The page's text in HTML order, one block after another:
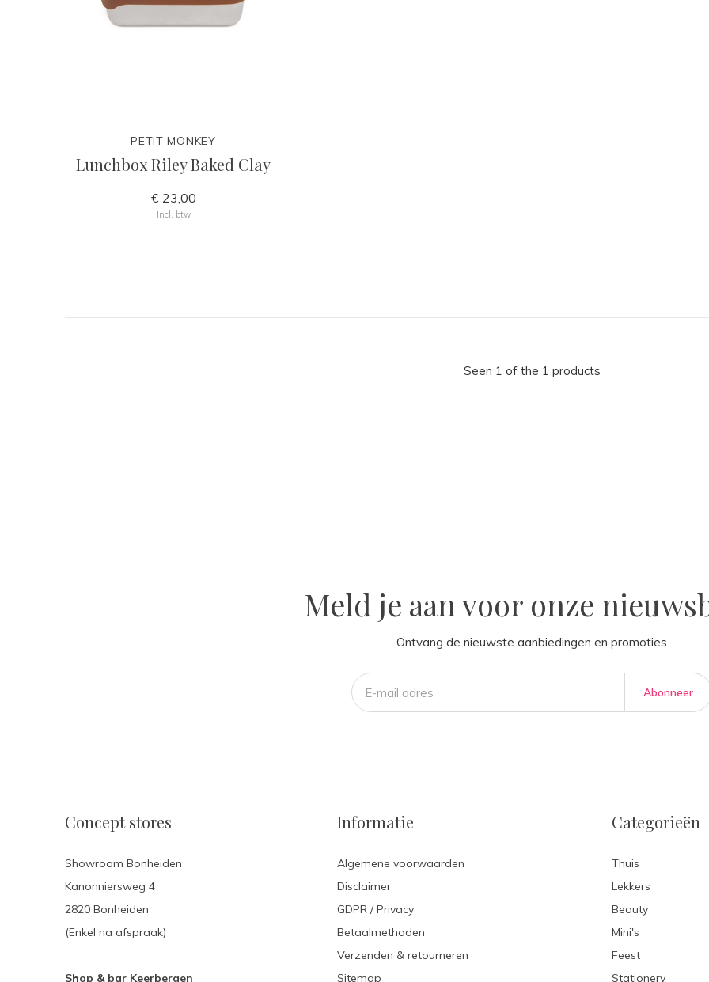
PETIT MONKEY
Lunchbox Riley Baked Clay
€ 23,00
Incl. btw
Seen 1 of the 1 products
Meld je aan voor onze
Ontvang de nieuwste aanbiedingen en promoties
Abonneer
Concept stores
Showroom Bonheiden
Kanonniersweg 4
2820 Bonheiden
(Enkel na afspraak)
Shop & bar Keerbergen
Informatie
Algemene voorwaarden
Disclaimer
GDPR / Privacy
Betaalmethoden
Verzenden & retourneren
Sitemap
Categorieën
Thuis
Lekkers
Beauty
Mini's
Feest
Stationery